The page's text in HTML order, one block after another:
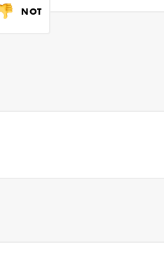
NOT